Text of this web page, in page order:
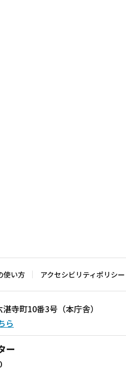
使い方 アクセシビリティポリシー
寺町10番3号（本庁舎）
ら
ー